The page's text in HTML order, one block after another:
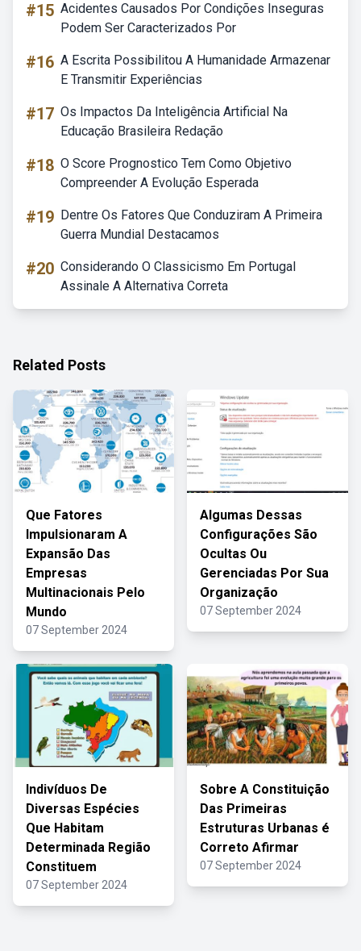
#15 Acidentes Causados Por Condições Inseguras
Podem Ser Caracterizados Por
#16 A Escrita Possibilitou A Humanidade Armazenar
E Transmitir Experiências
#17 Os Impactos Da Inteligência Artificial Na
Educação Brasileira Redação
#18 O Score Prognostico Tem Como Objetivo
Compreender A Evolução Esperada
#19 Dentre Os Fatores Que Conduziram A Primeira
Guerra Mundial Destacamos
#20 Considerando O Classicismo Em Portugal
Assinale A Alternativa Correta
Related Posts
Que Fatores
Impulsionaram A
Expansão Das
Empresas
Multinacionais Pelo
Mundo
07 September 2024
Algumas Dessas
Configurações São
Ocultas Ou
Gerenciadas Por Sua
Organização
07 September 2024
Indivíduos De
Diversas Espécies
Que Habitam
Determinada Região
Constituem
07 September 2024
Sobre A Constituição
Das Primeiras
Estruturas Urbanas é
Correto Afirmar
07 September 2024